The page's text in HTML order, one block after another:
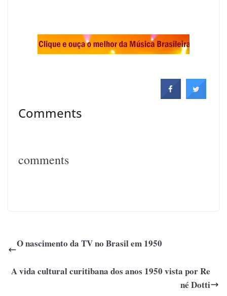
Comments
comments
O nascimento da TV no Brasil em 1950
A vida cultural curitibana dos anos 1950 vista por Re
né Dotti